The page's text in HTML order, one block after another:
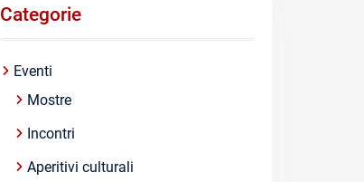
Categorie
Eventi
Mostre
Incontri
Aperitivi culturali